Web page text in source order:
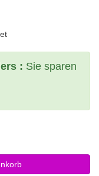
: Sie sparen